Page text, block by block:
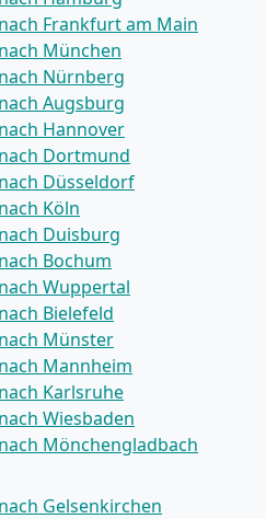
Frankfurt am Main
München
Nürnberg
Augsburg
Hannover
Dortmund
Düsseldorf
Köln
Duisburg
Bochum
Wuppertal
Bielefeld
Münster
Mannheim
Karlsruhe
Wiesbaden
Mönchen­gladbach
Gelsenkirchen